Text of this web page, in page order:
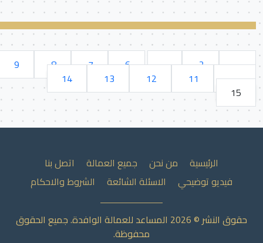
1
2
...
6
7
8
10
الرئيسية من نحن جميع العمالة
اتصل بنا
فيديو توضيحي
الاسئلة الشائعة الشروط والاحكام
حقوق النشر © 2026 المساعد للعمالة الوافدة. جميع الحقوق
محفوظة.